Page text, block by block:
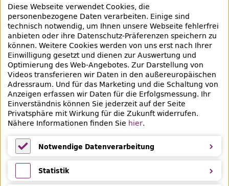
Bibliotheksausweis
Highlights
Veranstaltungen & Lernangebote
Veranstaltungsübersicht
Lern- und Beratungsangebote
Eltern & Kinder
Ferien
Medientipps und Angebote
Diese Webseite verwendet Cookies, die
personenbezogene Daten verarbeiten. Einige sind
technisch notwendig, um Ihnen unsere Webseite fehlerfrei
anbieten oder ihre Datenschutz-Präferenzen speichern zu
können. Weitere Cookies werden von uns erst nach Ihrer
Einwilligung gesetzt und dienen zur Auswertung und
Optimierung desWeb-Angebotes. Zur Darstellung von
Videos transferieren wir Daten in den außereuropäischen
Adressraum. Und für das Marketing und die Schaltung von
Anzeigen erfassen wir Daten für die Erfolgsmessung. Ihr
Einverständnis können Sie jederzeit auf der Seite
Privatsphäre mit Wirkung für die Zukunft widerrufen.
Nähere Informationen finden Sie hier.
Notwendige Datenverarbeitung
Notwendige Datenverarbeitung
Statistik